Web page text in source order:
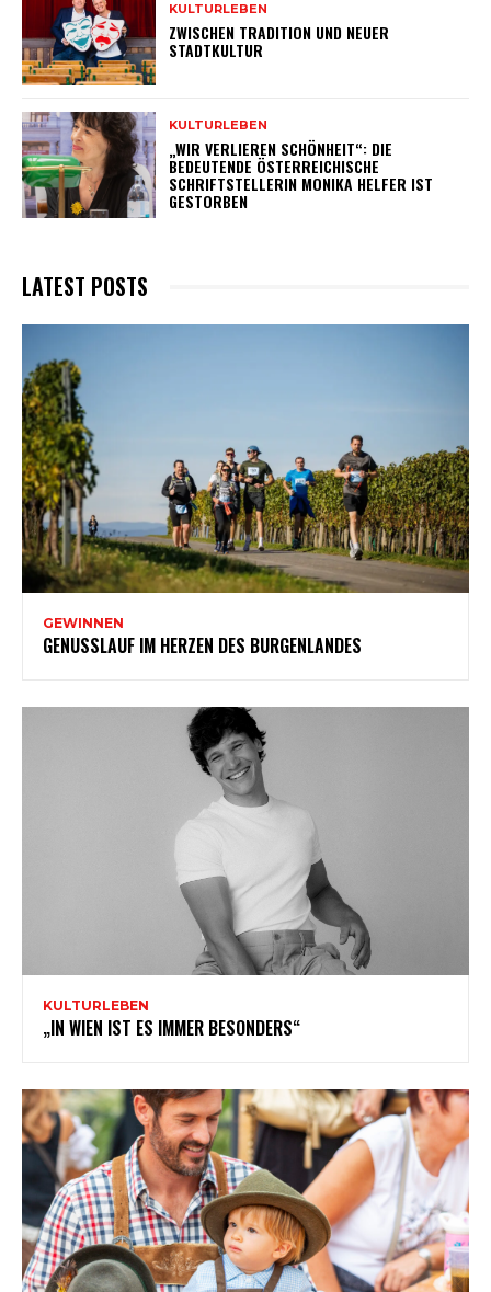
KULTURLEBEN
ZWISCHEN TRADITION UND NEUER
STADTKULTUR
KULTURLEBEN
„WIR VERLIEREN SCHÖNHEIT“: DIE
BEDEUTENDE ÖSTERREICHISCHE
SCHRIFTSTELLERIN MONIKA HELFER IST
GESTORBEN
LATEST POSTS
GEWINNEN
GENUSSLAUF IM HERZEN DES BURGENLANDES
KULTURLEBEN
„IN WIEN IST ES IMMER BESONDERS“